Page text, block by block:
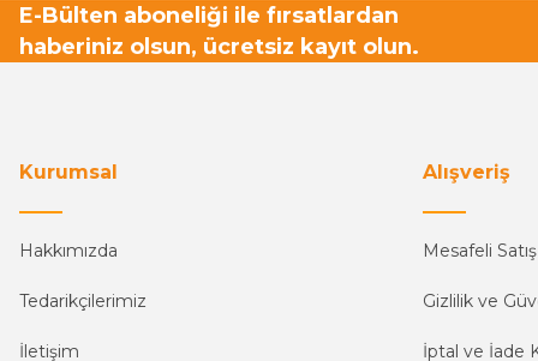
E-Bülten aboneliği ile fırsatlardan
haberiniz olsun, ücretsiz kayıt olun.
Kurumsal
Hakkımızda
Tedarikçilerimiz
İletişim
Alışveriş
Mesafeli
Gizlilik ve
İptal ve İade